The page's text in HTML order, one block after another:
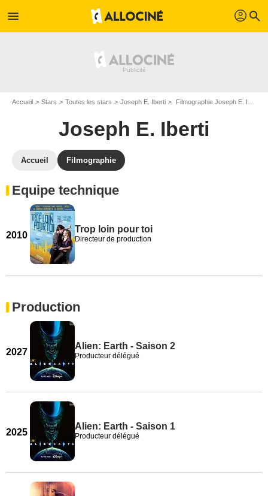
menu profil search
Accueil Stars Toutes les stars Joseph E. Iberti Filmographie Joseph E. Iberti
Joseph E. Iberti
Accueil Filmographie
Equipe technique
2010
Trop loin pour toi
Directeur de production
Production
2027
Alien: Earth - Saison 2
Producteur délégué
2025
Alien: Earth - Saison 1
Producteur délégué